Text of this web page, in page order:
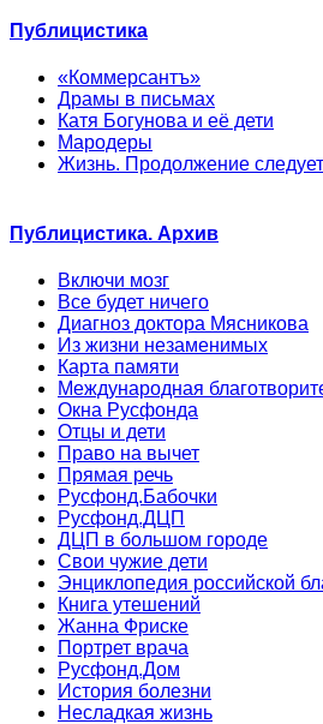
Публицистика
«Коммерсантъ»
Драмы в письмах
Катя Богунова и её дети
Мародеры
Жизнь. Продолжение следует
Публицистика. Архив
Включи мозг
Все будет ничего
Диагноз доктора Мясникова
Из жизни незаменимых
Карта памяти
Международная
Окна Русфонда
Отцы и дети
Право на вычет
Прямая речь
Русфонд.Бабочки
Русфонд.ДЦП
ДЦП в большом городе
Свои чужие дети
Энциклопедия российской
Книга утешений
Жанна Фриске
Портрет врача
Русфонд.Дом
История болезни
Несладкая жизнь